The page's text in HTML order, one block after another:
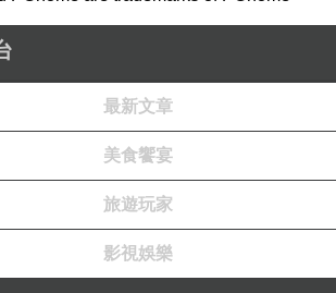
天拍攝
最新文章
美食饗宴
旅遊玩家
影視娛樂